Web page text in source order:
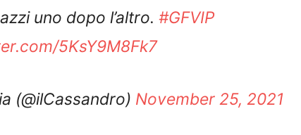
uno dopo l’altro. #GFVIP
5KsY9M8Fk7
(@ilCassandro) November 25, 2021